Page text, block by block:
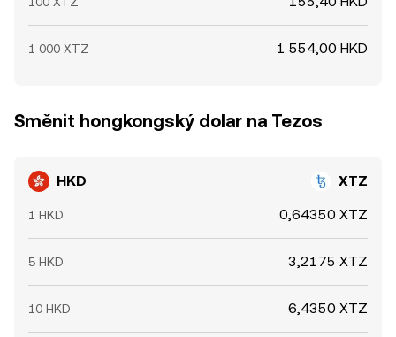
1 000 XTZ 1 554,00 HKD
Směnit hongkongský dolar na Tezos
HKD XTZ
1 HKD 0,64350 XTZ
5 HKD 3,2175 XTZ
10 HKD 6,4350 XTZ